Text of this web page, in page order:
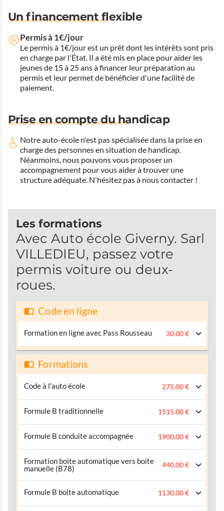
Un financement flexible
Permis à 1€/jour
Le permis à 1€/jour est un prêt dont les intérêts sont pris
en charge par l'État. Il a été mis en place pour aider les
jeunes de 15 à 25 ans à financer leur préparation au
permis et leur permet de bénéficier d'une facilité de
paiement.
Prise en compte du handicap
Notre auto-école n'est pas spécialisée dans la prise en
charge des personnes en situation de handicap.
Néanmoins, nous pouvons vous proposer un
accompagnement pour vous aider à trouver une
structure adéquate. N'hésitez pas à nous contacter !
Les formations
Avec Auto école Giverny. Sarl
VILLEDIEU, passez votre
permis voiture ou deux-
roues.
Code en ligne
Formation en ligne avec Pass Rousseau 30.00 €
Formations
Code à l'auto école 275.00 €
Formule B traditionnelle 1515.00 €
Formule B conduite accompagnée 1900.00 €
Formation boite automatique vers boite
manuelle (B78)
440.00 €
Formule B boite automatique 1130.00 €